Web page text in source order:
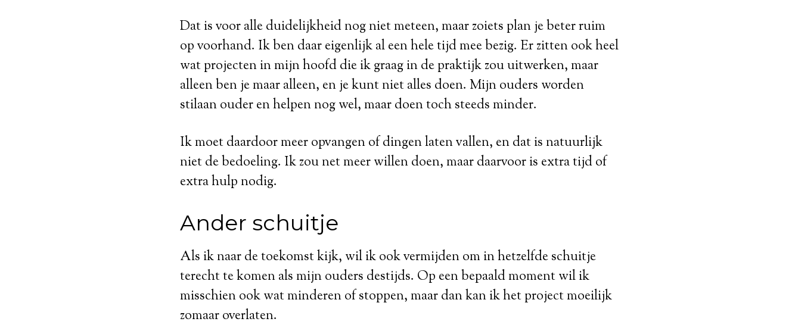
Dat is voor alle duidelijkheid nog niet meteen, maar zoiets plan je beter ruim
op voorhand. Ik ben daar eigenlijk al een hele tijd mee bezig. Er zitten ook heel
wat projecten in mijn hoofd die ik graag in de praktijk zou uitwerken, maar
alleen ben je maar alleen, en je kunt niet alles doen. Mijn ouders worden
stilaan ouder en helpen nog wel, maar doen toch steeds minder.
Ik moet daardoor meer opvangen of dingen laten vallen, en dat is natuurlijk
niet de bedoeling. Ik zou net meer willen doen, maar daarvoor is extra tijd of
extra hulp nodig.
Ander schuitje
Als ik naar de toekomst kijk, wil ik ook vermijden om in hetzelfde schuitje
terecht te komen als mijn ouders destijds. Op een bepaald moment wil ik
misschien ook wat minderen of stoppen, maar dan kan ik het project moeilijk
zomaar overlaten.